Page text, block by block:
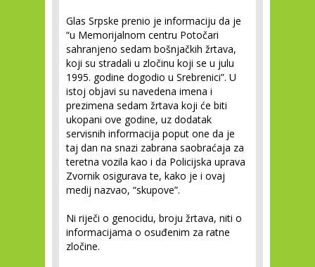
Glas Srpske prenio je informaciju da je
“u Memorijalnom centru Potočari
sahranjeno sedam bošnjačkih žrtava,
koji su stradali u zločinu koji se u julu
1995. godine dogodio u Srebrenici”. U
istoj objavi su navedena imena i
prezimena sedam žrtava koji će biti
ukopani ove godine, uz dodatak
servisnih informacija poput one da je
taj dan na snazi zabrana saobraćaja za
teretna vozila kao i da Policijska uprava
Zvornik osigurava te, kako je i ovaj
medij nazvao, “skupove”.
Ni riječi o genocidu, broju žrtava, niti o
informacijama o osuđenim za ratne
zločine.